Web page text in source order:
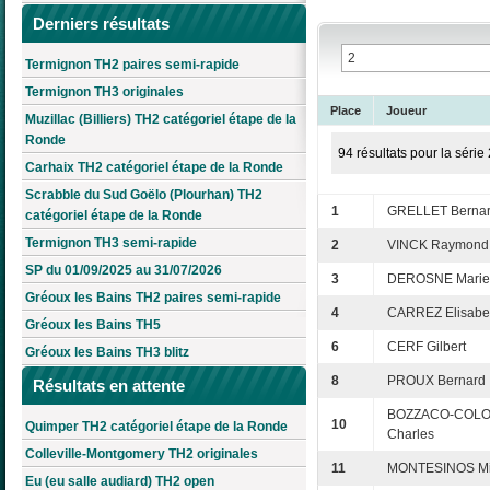
Derniers résultats
Termignon TH2 paires semi-rapide
Termignon TH3 originales
Muzillac (Billiers) TH2 catégoriel étape de la
Ronde
Carhaix TH2 catégoriel étape de la Ronde
Scrabble du Sud Goëlo (Plourhan) TH2
catégoriel étape de la Ronde
Termignon TH3 semi-rapide
SP du 01/09/2025 au 31/07/2026
Gréoux les Bains TH2 paires semi-rapide
Gréoux les Bains TH5
Gréoux les Bains TH3 blitz
Résultats en attente
Quimper TH2 catégoriel étape de la Ronde
Colleville-Montgomery TH2 originales
Eu (eu salle audiard) TH2 open
Place Joueur
94 résultats pour la série
1 GRELLET
2 VINCK Raymond
3 DEROSNE
4 CARREZ
6 CERF Gilbert
8 PROUX Bernard
10
BOZZACO-
Charles
11 MONTESINOS